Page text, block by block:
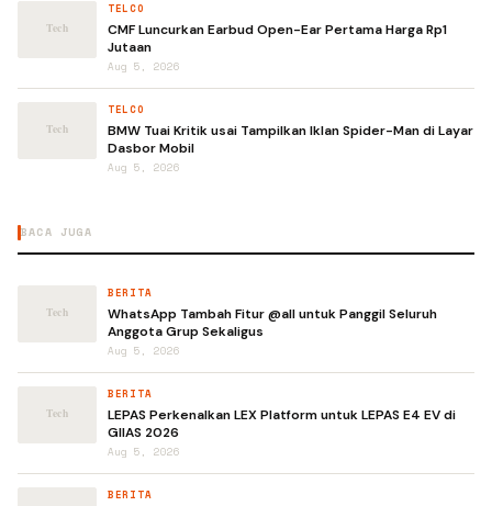
TELCO
CMF Luncurkan Earbud Open-Ear Pertama Harga Rp1
Jutaan
Aug 5, 2026
TELCO
BMW Tuai Kritik usai Tampilkan Iklan Spider-Man di Layar
Dasbor Mobil
Aug 5, 2026
BACA JUGA
BERITA
WhatsApp Tambah Fitur @all untuk Panggil Seluruh
Anggota Grup Sekaligus
Aug 5, 2026
BERITA
LEPAS Perkenalkan LEX Platform untuk LEPAS E4 EV di
GIIAS 2026
Aug 5, 2026
BERITA